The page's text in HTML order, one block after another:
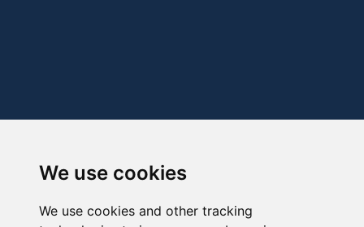
We use cookies
We use cookies and other tracking